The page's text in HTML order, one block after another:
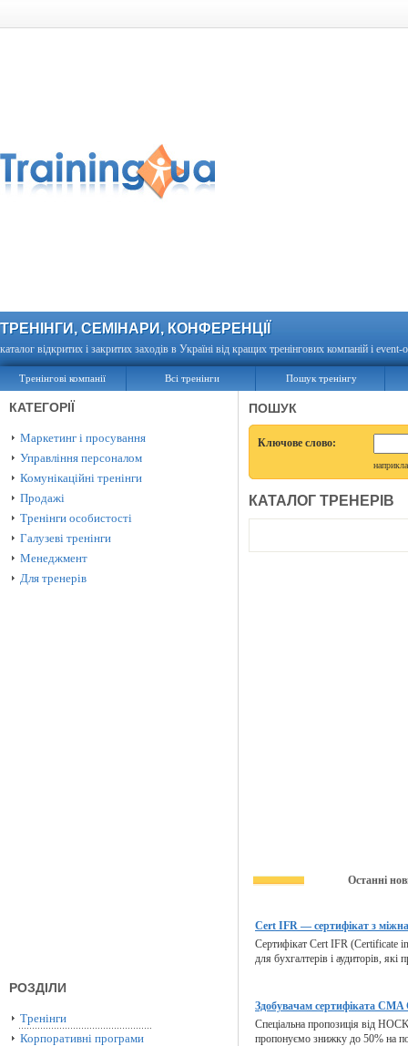
ТРЕНІНГИ, СЕМІНАРИ, КОНФЕРЕНЦІЇ
каталог відкритих і закритих заходів в Україні від кращих тренінгових компаній і event-
Тренінгові компанії Всі тренінги Пошук тренінгу
КАТЕГОРІЇ
Маркетинг і просування
Управління персоналом
Комунікаційні тренінги
Продажі
Тренінги особистості
Галузеві тренінги
Менеджмент
Для тренерів
РОЗДІЛИ
Тренінги
Корпоративні програми
ПОШУК
Ключове слово:
КАТАЛОГ ТРЕНЕРІВ
Останні
Cert IFR — сертифікат з
Сертифікат Cert IFR (Certificate
для бухгалтерів і аудиторів, які
Здобувачам сертифіката
Спеціальна пропозиція від
пропонуємо знижку до 50% на